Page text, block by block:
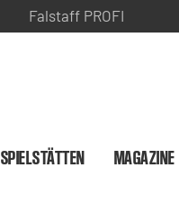
Falstaff PROFI
SPIELSTÄTTEN MAGAZINE